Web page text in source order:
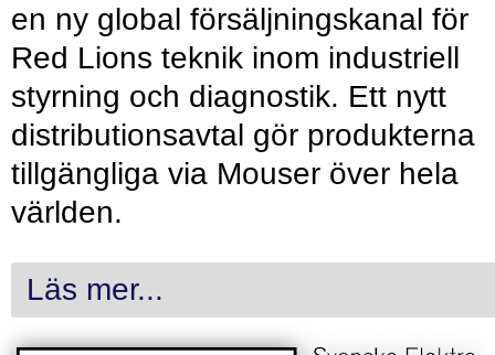
en ny global försäljningskanal för
Red Lions teknik inom industriell
styrning och diagnostik. Ett nytt
distributionsavtal gör produkterna
tillgängliga via Mouser över hela
världen.
Läs mer...